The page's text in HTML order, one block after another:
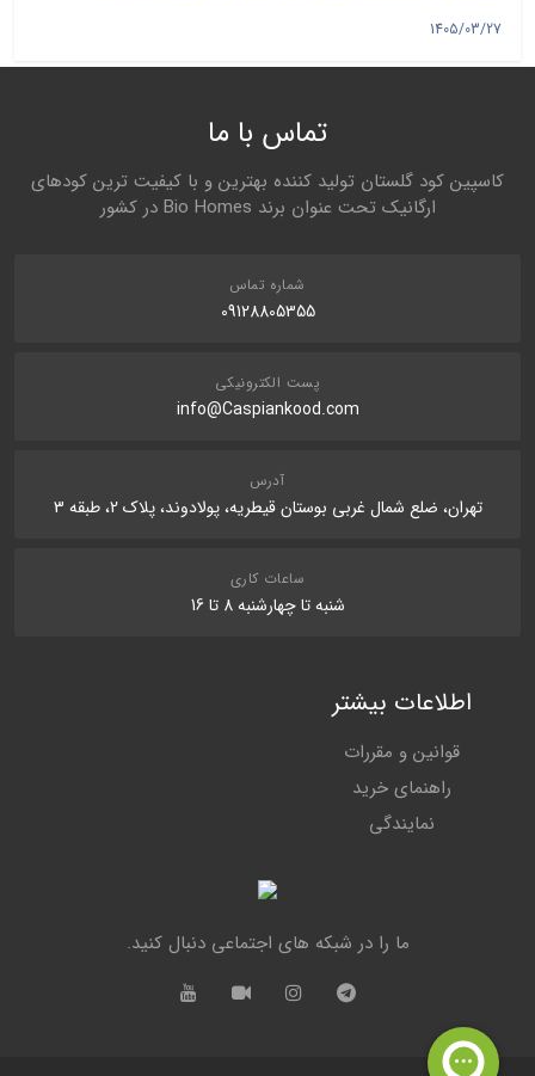
1405/03/27
تماس با ما
کاسپین کود گلستان تولید کننده بهترین و با کیفیت ترین کودهای
ارگانیک تحت عنوان برند Bio Homes در کشور
شماره تماس
09128805355
پست الکترونیکی
info@Caspiankood.com
آدرس
تهران، ضلع شمال غربی بوستان قیطریه، پولادوند، پلاک 2، طبقه 3
ساعات کاری
شنبه تا چهارشنبه 8 تا 16
اطلاعات بیشتر
قوانین و مقررات
راهنمای خرید
نمایندگی
ما را در شبکه های اجتماعی دنبال کنید.